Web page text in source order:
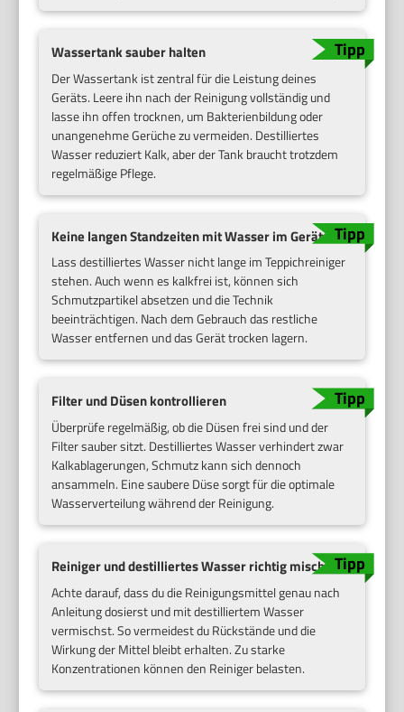
Wassertank sauber halten
Der Wassertank ist zentral für die Leistung deines
Geräts. Leere ihn nach der Reinigung vollständig und
lasse ihn offen trocknen, um Bakterienbildung oder
unangenehme Gerüche zu vermeiden. Destilliertes
Wasser reduziert Kalk, aber der Tank braucht trotzdem
regelmäßige Pflege.
Keine langen Standzeiten mit Wasser im Gerät
Lass destilliertes Wasser nicht lange im Teppichreiniger
stehen. Auch wenn es kalkfrei ist, können sich
Schmutzpartikel absetzen und die Technik
beeinträchtigen. Nach dem Gebrauch das restliche
Wasser entfernen und das Gerät trocken lagern.
Filter und Düsen kontrollieren
Überprüfe regelmäßig, ob die Düsen frei sind und der
Filter sauber sitzt. Destilliertes Wasser verhindert zwar
Kalkablagerungen, Schmutz kann sich dennoch
ansammeln. Eine saubere Düse sorgt für die optimale
Wasserverteilung während der Reinigung.
Reiniger und destilliertes Wasser richtig mischen
Achte darauf, dass du die Reinigungsmittel genau nach
Anleitung dosierst und mit destilliertem Wasser
vermischst. So vermeidest du Rückstände und die
Wirkung der Mittel bleibt erhalten. Zu starke
Konzentrationen können den Reiniger belasten.